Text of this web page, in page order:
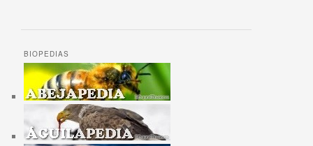
BIOPEDIAS